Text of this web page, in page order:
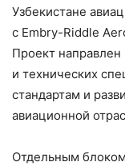
Узбекистане
с Embry-Riddle
Проект
и технических
стандартам и
авиационной
Отдельным